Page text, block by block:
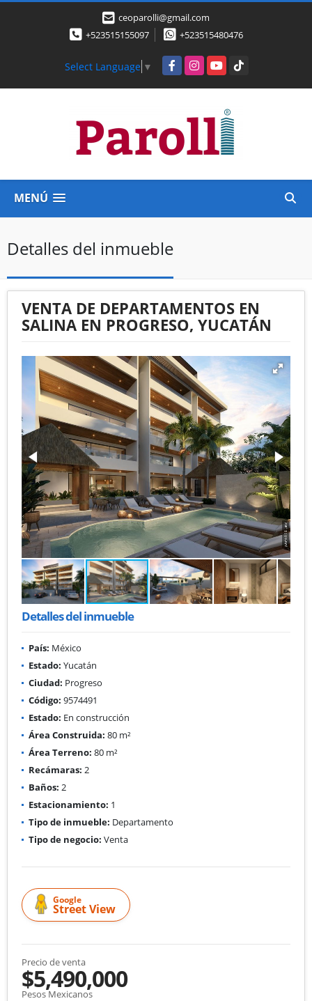
ceoparolli@gmail.com
+523515155097
+523515480476
Select Language ▼ FacebookInstagramYouTubeTikTok
MENÚ
Detalles del inmueble
VENTA DE DEPARTAMENTOS EN
SALINA EN PROGRESO, YUCATÁN
Detalles del inmueble
País: México
Estado: Yucatán
Ciudad: Progreso
Código: 9574491
Estado: En construcción
Área Construida: 80 m²
Área Terreno: 80 m²
Recámaras: 2
Baños: 2
Estacionamiento: 1
Tipo de inmueble: Departamento
Tipo de negocio: Venta
Google
Street View
Precio de venta
$5,490,000
Pesos Mexicanos